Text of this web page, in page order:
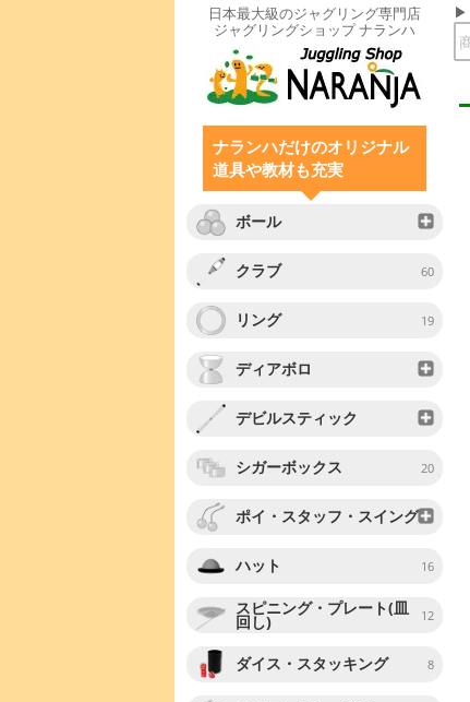
日本最大級のジャグリング専門店
ジャグリングショップ ナランハ
ナランハだけのオリジナル
道具や教材も充実
ボール
クラブ 60
リング 19
ディアボロ
デビルスティック
シガーボックス 20
ポイ・スタッフ・スイング
ハット 16
スピニング・プレート(皿
回し) 12
ダイス・スタッキング 8